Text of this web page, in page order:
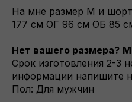
На мне размер M и
177 см ОГ 96 см ОБ 85
Нет вашего размера?
Срок изготовления 2-3
информации напишите
Пол: Для мужчин